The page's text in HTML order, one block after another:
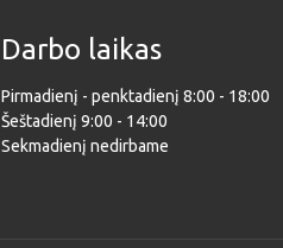
Darbo laikas
Pirmadienį - penktadienį 8:00 - 18:00
Šeštadienį 9:00 - 14:00
Sekmadienį nedirbame